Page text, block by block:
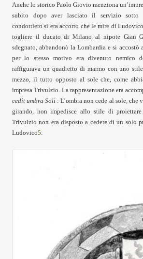
Anche lo storico Paolo Giovio menziona
subito dopo aver lasciato il servizio
condottiero si era accorto che le mire di
togliere il ducato di Milano al nipote Gian
sdegnato, abbandonò la Lombardia e si accostò
per lo stesso motivo era divenuto nemico
raffigurava un quadretto di marmo con uno
mezzo, il tutto opposto al sole che, come
impresa Trivulzio. La rappresentazione era
cedit umbra Soli : L’ombra non cede al sole, che
girando, non impedisce allo stile di
Trivulzio non era disposto a cedere di un solo
Ludovico5.